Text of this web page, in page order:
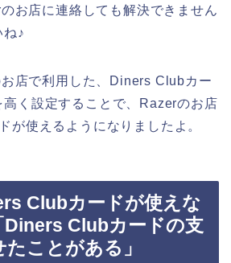
お店に連絡しても解決できません
ね♪
店で利用した、Diners Clubカー
高く設定することで、Razerのお店
が使えるようになりましたよ。
Clubカードが使えな
Diners Clubカードの支
ことがある」